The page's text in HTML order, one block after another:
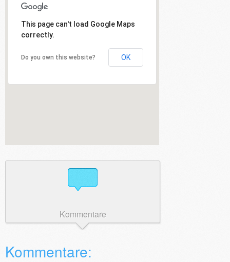
This page can't load Google Maps
correctly.
Do you own this website? OK
Kommentare
Kommentare: